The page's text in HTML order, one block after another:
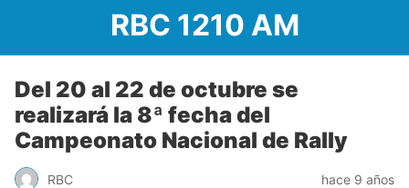
RBC 1210 AM
Del 20 al 22 de octubre se
realizará la 8ª fecha del
Campeonato Nacional de Rally
RBC hace 9 años